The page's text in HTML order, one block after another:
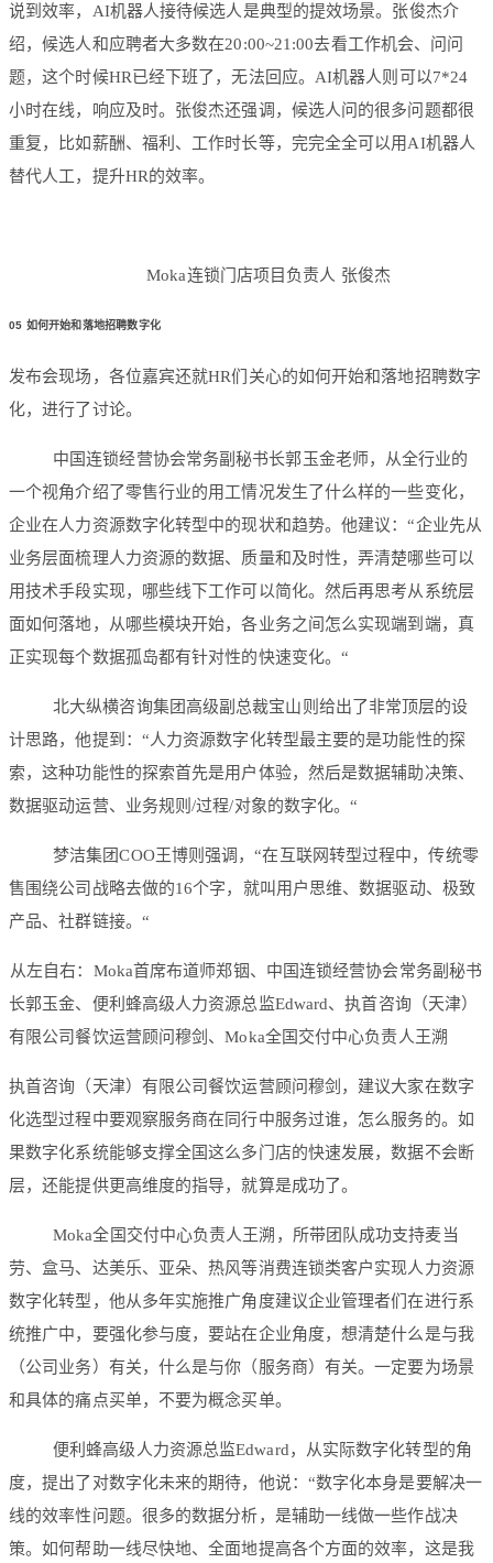
说到效率，AI机器人接待候选人是典型的提效场景。张俊杰介
绍，候选人和应聘者大多数在20:00~21:00去看工作机会、问问
题，这个时候HR已经下班了，无法回应。AI机器人则可以7*24
小时在线，响应及时。张俊杰还强调，候选人问的很多问题都很
重复，比如薪酬、福利、工作时长等，完完全全可以用AI机器人
替代人工，提升HR的效率。
Moka连锁门店项目负责人 张俊杰
05 如何开始和落地招聘数字化
发布会现场，各位嘉宾还就HR们关心的如何开始和落地招聘数字
化，进行了讨论。
中国连锁经营协会常务副秘书长郭玉金老师，从全行业的
一个视角介绍了零售行业的用工情况发生了什么样的一些变化，
企业在人力资源数字化转型中的现状和趋势。他建议：“企业先从
业务层面梳理人力资源的数据、质量和及时性，弄清楚哪些可以
用技术手段实现，哪些线下工作可以简化。然后再思考从系统层
面如何落地，从哪些模块开始，各业务之间怎么实现端到端，真
正实现每个数据孤岛都有针对性的快速变化。“
北大纵横咨询集团高级副总裁宝山则给出了非常顶层的设
计思路，他提到：“人力资源数字化转型最主要的是功能性的探
索，这种功能性的探索首先是用户体验，然后是数据辅助决策、
数据驱动运营、业务规则/过程/对象的数字化。“
梦洁集团COO王博则强调，“在互联网转型过程中，传统零
售围绕公司战略去做的16个字，就叫用户思维、数据驱动、极致
产品、社群链接。“
从左自右：Moka首席布道师郑铟、中国连锁经营协会常务副秘书
长郭玉金、便利蜂高级人力资源总监Edward、执首咨询（天津）
有限公司餐饮运营顾问穆剑、Moka全国交付中心负责人王溯
执首咨询（天津）有限公司餐饮运营顾问穆剑，建议大家在数字
化选型过程中要观察服务商在同行中服务过谁，怎么服务的。如
果数字化系统能够支撑全国这么多门店的快速发展，数据不会断
层，还能提供更高维度的指导，就算是成功了。
Moka全国交付中心负责人王溯，所带团队成功支持麦当
劳、盒马、达美乐、亚朵、热风等消费连锁类客户实现人力资源
数字化转型，他从多年实施推广角度建议企业管理者们在进行系
统推广中，要强化参与度，要站在企业角度，想清楚什么是与我
（公司业务）有关，什么是与你（服务商）有关。一定要为场景
和具体的痛点买单，不要为概念买单。
便利蜂高级人力资源总监Edward，从实际数字化转型的角
度，提出了对数字化未来的期待，他说：“数字化本身是要解决一
线的效率性问题。很多的数据分析，是辅助一线做一些作战决
策。如何帮助一线尽快地、全面地提高各个方面的效率，这是我